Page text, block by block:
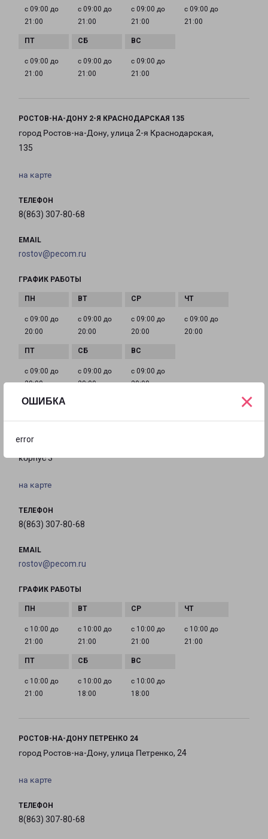
ОШИБКА
error
×
с 09:00 до
21:00
с 09:00 до
21:00
с 09:00 до
21:00
с 09:00 до
21:00
с 09:00 до
21:00
с 09:00 до
21:00
с 09:00 до
21:00
РОСТОВ-НА-ДОНУ 2-Я КРАСНОДАРСКАЯ 135
город Ростов-на-Дону, улица 2-я Краснодарская,
135
на карте
ТЕЛЕФОН
8(863) 307-80-68
EMAIL
rostov@pecom.ru
ГРАФИК РАБОТЫ
с 09:00 до
20:00
с 09:00 до
20:00
с 09:00 до
20:00
с 09:00 до
20:00
с 09:00 до
20:00
с 09:00 до
20:00
с 09:00 до
20:00
город Ростов-на-Дону, улица Добровольского, 36
корпус 3
на карте
ТЕЛЕФОН
8(863) 307-80-68
EMAIL
rostov@pecom.ru
ГРАФИК РАБОТЫ
с 10:00 до
21:00
с 10:00 до
21:00
с 10:00 до
21:00
с 10:00 до
21:00
с 10:00 до
21:00
с 10:00 до
18:00
с 10:00 до
18:00
РОСТОВ-НА-ДОНУ ПЕТРЕНКО 24
город Ростов-на-Дону, улица Петренко, 24
на карте
ТЕЛЕФОН
8(863) 307-80-68